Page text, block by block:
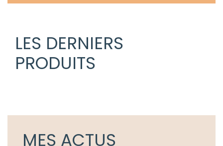
LES DERNIERS
PRODUITS
MES ACTUS